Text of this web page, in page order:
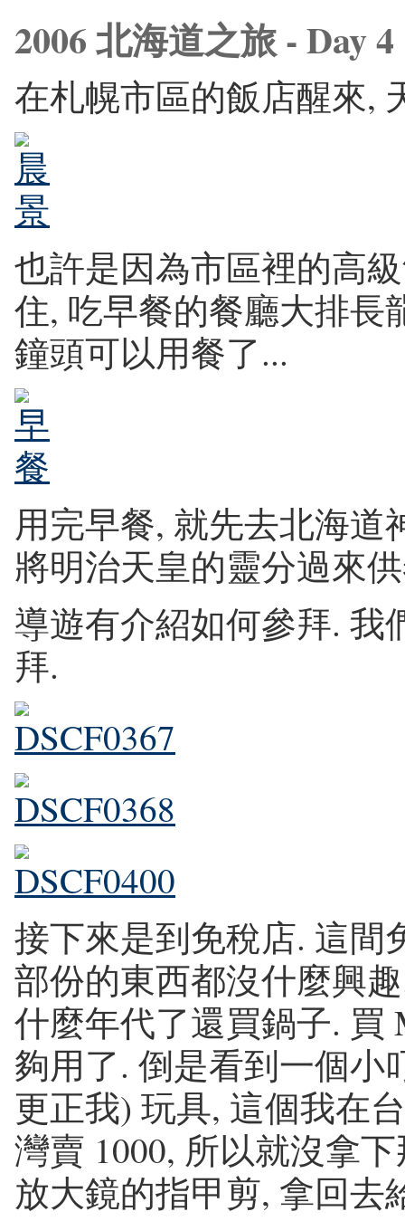
2006 北海道之旅 - Day 4
在札幌市區的飯店醒來,
也許是因為市區裡的高
住, 吃早餐的餐廳大排長
鐘頭可以用餐了...
用完早餐, 就先去北海道
將明治天皇的靈分過來
導遊有介紹如何參拜. 我
拜.
接下來是到免稅店. 這間
部份的東西都沒什麼興
什麼年代了還買鍋子. 買
夠用了. 倒是看到一個小
更正我) 玩具, 這個我在
灣賣 1000, 所以就沒拿
放大鏡的指甲剪, 拿回去